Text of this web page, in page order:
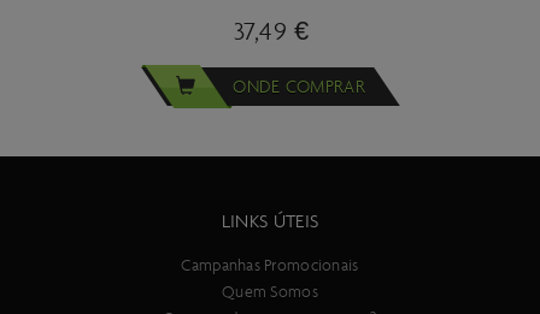
37,49 €
ONDE COMPRAR
LINKS ÚTEIS
Campanhas Promocionais
Quem Somos